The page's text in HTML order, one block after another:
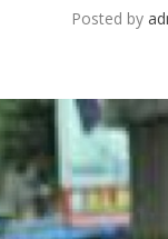
Posted by